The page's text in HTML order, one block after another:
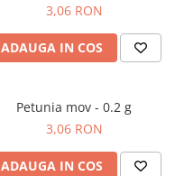
3,06 RON
ADAUGA IN COS
Petunia mov - 0.2 g
3,06 RON
ADAUGA IN COS